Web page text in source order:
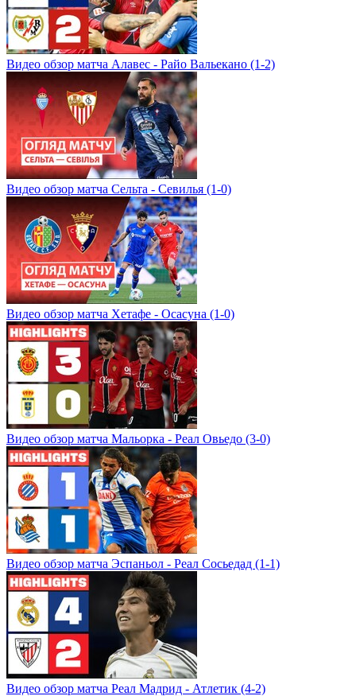
Видео обзор матча Алавес - Райо Вальекано (1-2)
Видео обзор матча Сельта - Севилья (1-0)
Видео обзор матча Хетафе - Осасуна (1-0)
Видео обзор матча Мальорка - Реал Овьедо (3-0)
Видео обзор матча Эспаньол - Реал Сосьедад (1-1)
Видео обзор матча Реал Мадрид - Атлетик (4-2)